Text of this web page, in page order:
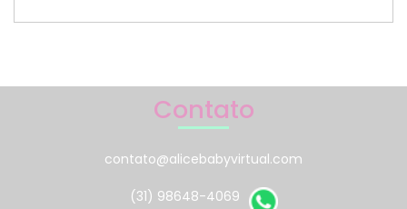
Contato
contato@alicebabyvirtual.com
(31) 98648-4069